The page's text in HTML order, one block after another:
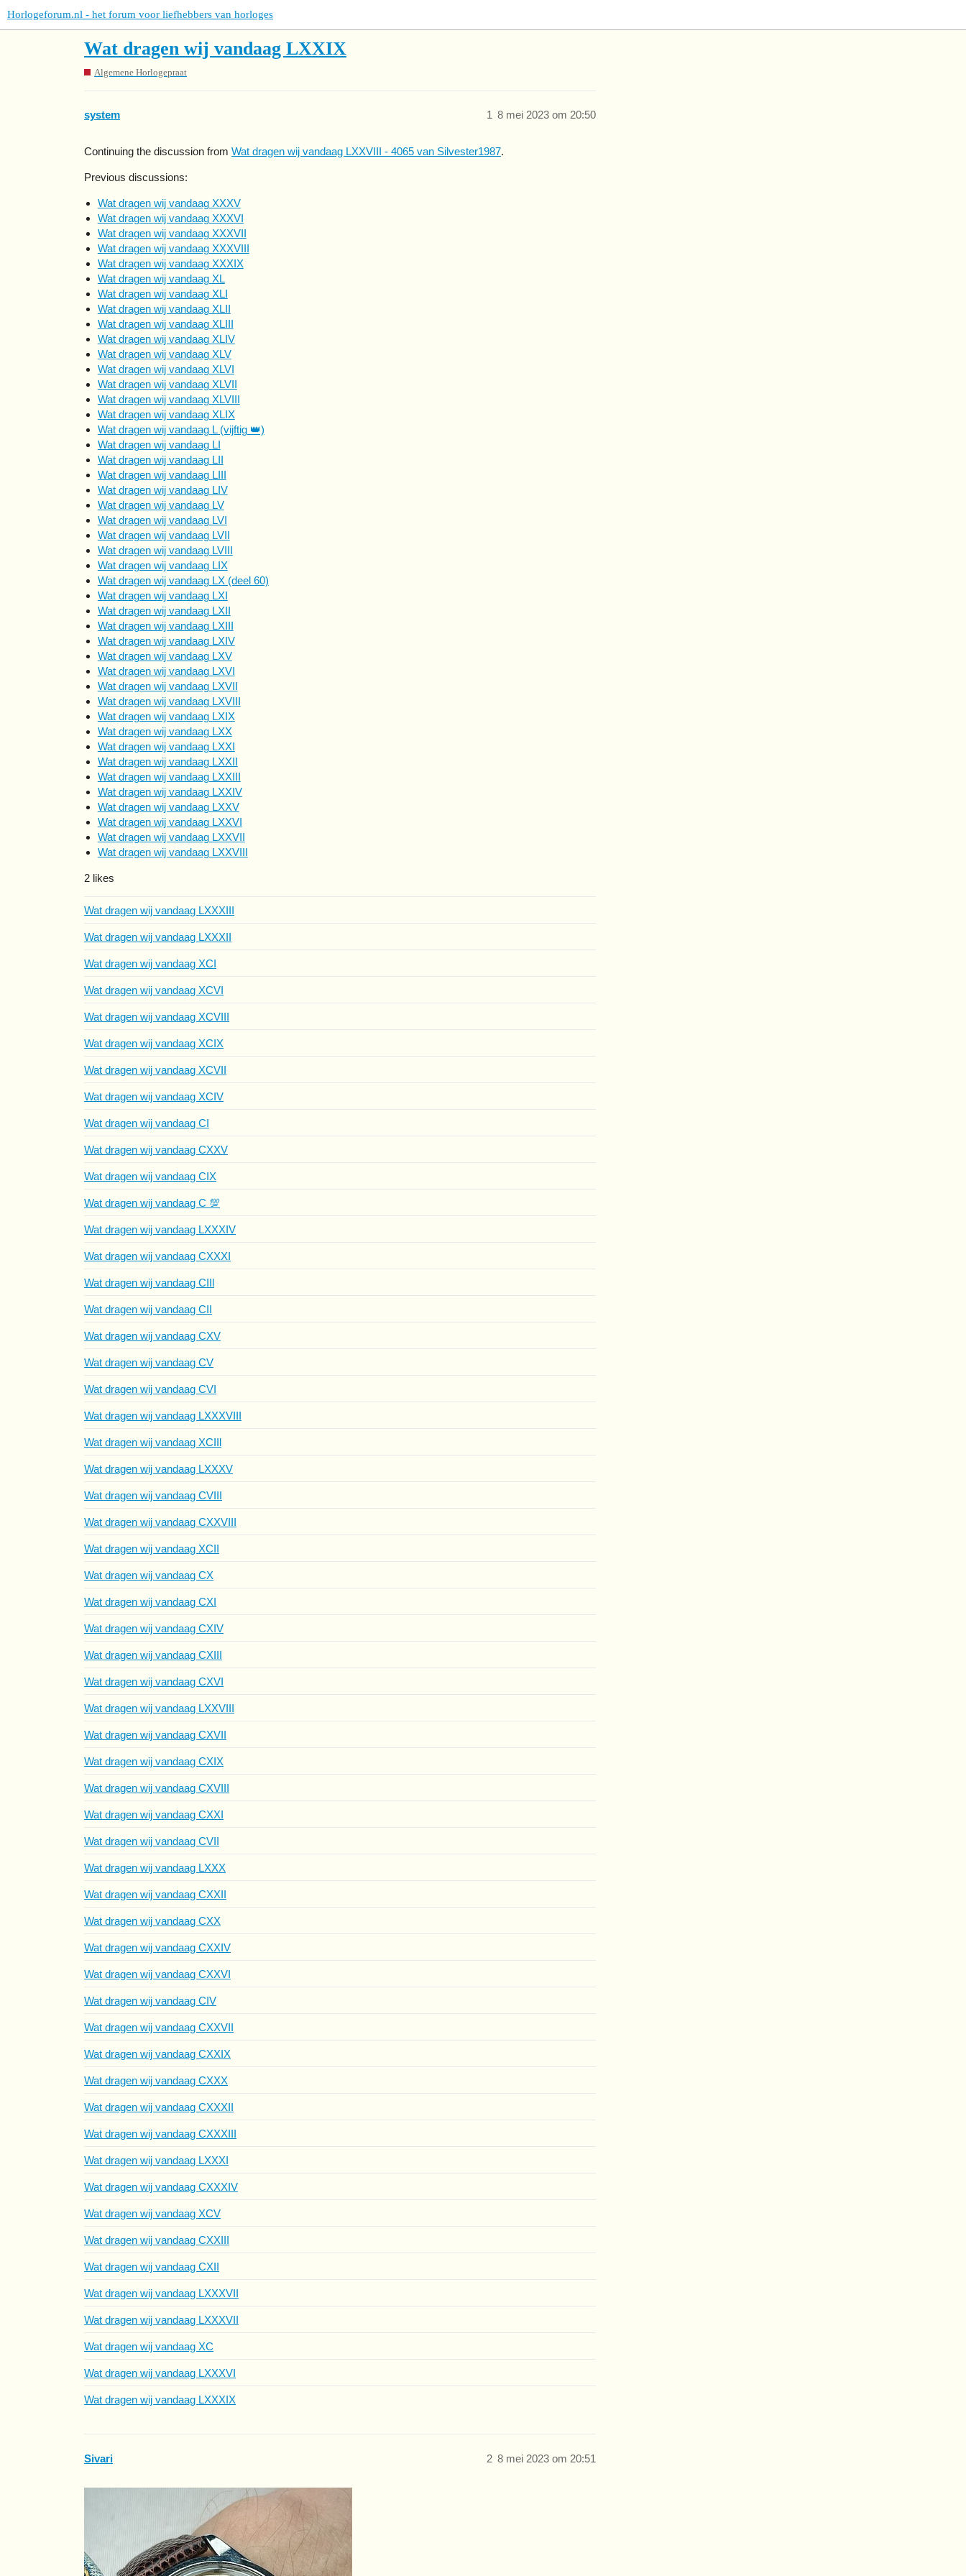
Horlogeforum.nl - het forum voor liefhebbers van horloges
Wat dragen wij vandaag LXXIX
Algemene Horlogepraat
system 8 mei 2023 om 20:50
1
Continuing the discussion from Wat dragen wij vandaag LXXVIII - 4065 van Silvester1987.
Previous discussions:
Wat dragen wij vandaag XXXV
Wat dragen wij vandaag XXXVI
Wat dragen wij vandaag XXXVII
Wat dragen wij vandaag XXXVIII
Wat dragen wij vandaag XXXIX
Wat dragen wij vandaag XL
Wat dragen wij vandaag XLI
Wat dragen wij vandaag XLII
Wat dragen wij vandaag XLIII
Wat dragen wij vandaag XLIV
Wat dragen wij vandaag XLV
Wat dragen wij vandaag XLVI
Wat dragen wij vandaag XLVII
Wat dragen wij vandaag XLVIII
Wat dragen wij vandaag XLIX
Wat dragen wij vandaag L (vijftig 👑)
Wat dragen wij vandaag LI
Wat dragen wij vandaag LII
Wat dragen wij vandaag LIII
Wat dragen wij vandaag LIV
Wat dragen wij vandaag LV
Wat dragen wij vandaag LVI
Wat dragen wij vandaag LVII
Wat dragen wij vandaag LVIII
Wat dragen wij vandaag LIX
Wat dragen wij vandaag LX (deel 60)
Wat dragen wij vandaag LXI
Wat dragen wij vandaag LXII
Wat dragen wij vandaag LXIII
Wat dragen wij vandaag LXIV
Wat dragen wij vandaag LXV
Wat dragen wij vandaag LXVI
Wat dragen wij vandaag LXVII
Wat dragen wij vandaag LXVIII
Wat dragen wij vandaag LXIX
Wat dragen wij vandaag LXX
Wat dragen wij vandaag LXXI
Wat dragen wij vandaag LXXII
Wat dragen wij vandaag LXXIII
Wat dragen wij vandaag LXXIV
Wat dragen wij vandaag LXXV
Wat dragen wij vandaag LXXVI
Wat dragen wij vandaag LXXVII
Wat dragen wij vandaag LXXVIII
2 likes
Wat dragen wij vandaag LXXXIII
Wat dragen wij vandaag LXXXII
Wat dragen wij vandaag XCI
Wat dragen wij vandaag XCVI
Wat dragen wij vandaag XCVIII
Wat dragen wij vandaag XCIX
Wat dragen wij vandaag XCVII
Wat dragen wij vandaag XCIV
Wat dragen wij vandaag CI
Wat dragen wij vandaag CXXV
Wat dragen wij vandaag CIX
Wat dragen wij vandaag C 💯
Wat dragen wij vandaag LXXXIV
Wat dragen wij vandaag CXXXI
Wat dragen wij vandaag CIIl
Wat dragen wij vandaag CII
Wat dragen wij vandaag CXV
Wat dragen wij vandaag CV
Wat dragen wij vandaag CVI
Wat dragen wij vandaag LXXXVIII
Wat dragen wij vandaag XCIIl
Wat dragen wij vandaag LXXXV
Wat dragen wij vandaag CVIII
Wat dragen wij vandaag CXXVIII
Wat dragen wij vandaag XCII
Wat dragen wij vandaag CX
Wat dragen wij vandaag CXI
Wat dragen wij vandaag CXIV
Wat dragen wij vandaag CXIII
Wat dragen wij vandaag CXVI
Wat dragen wij vandaag LXXVIII
Wat dragen wij vandaag CXVII
Wat dragen wij vandaag CXIX
Wat dragen wij vandaag CXVIII
Wat dragen wij vandaag CXXI
Wat dragen wij vandaag CVII
Wat dragen wij vandaag LXXX
Wat dragen wij vandaag CXXII
Wat dragen wij vandaag CXX
Wat dragen wij vandaag CXXIV
Wat dragen wij vandaag CXXVI
Wat dragen wij vandaag CIV
Wat dragen wij vandaag CXXVII
Wat dragen wij vandaag CXXIX
Wat dragen wij vandaag CXXX
Wat dragen wij vandaag CXXXII
Wat dragen wij vandaag CXXXIII
Wat dragen wij vandaag LXXXI
Wat dragen wij vandaag CXXXIV
Wat dragen wij vandaag XCV
Wat dragen wij vandaag CXXIII
Wat dragen wij vandaag CXII
Wat dragen wij vandaag LXXXVII
Wat dragen wij vandaag LXXXVII
Wat dragen wij vandaag XC
Wat dragen wij vandaag LXXXVI
Wat dragen wij vandaag LXXXIX
Sivari 8 mei 2023 om 20:51
2